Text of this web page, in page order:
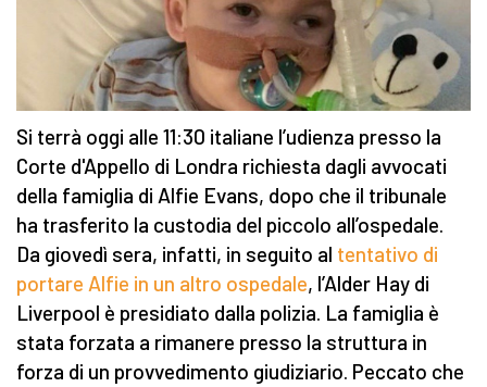
Si terrà oggi alle 11:30 italiane l’udienza presso la
Corte d'Appello di Londra richiesta dagli avvocati
della famiglia di Alfie Evans, dopo che il tribunale
ha trasferito la custodia del piccolo all’ospedale.
Da giovedì sera, infatti, in seguito al tentativo di
portare Alfie in un altro ospedale, l’Alder Hay di
Liverpool è presidiato dalla polizia. La famiglia è
stata forzata a rimanere presso la struttura in
forza di un provvedimento giudiziario. Peccato che